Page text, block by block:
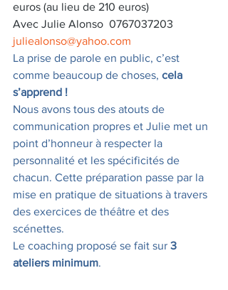
euros (au lieu de 210 euros)
Avec Julie Alonso  0767037203
juliealonso@yahoo.com
La prise de parole en public, c’est
comme beaucoup de choses, cela
s’apprend !
Nous avons tous des atouts de
communication propres et Julie met un
point d’honneur à respecter la
personnalité et les spécificités de
chacun. Cette préparation passe par la
mise en pratique de situations à travers
des exercices de théâtre et des
scénettes.
Le coaching proposé se fait sur 3
ateliers minimum.